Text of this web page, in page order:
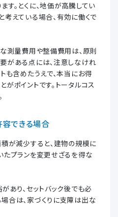
。とくに、地価が高騰してい
えている場合、有効に働くで
測量費用や整備費用は、原則
がある点には、注意しなけれ
も含めたうえで、本当にお得
ポイントです。トータルコス
できる場合
が減少すると、建物の規模に
たプランを変更せざるを得な
あり、セットバック後でも必
合は、家づくりに支障は出な